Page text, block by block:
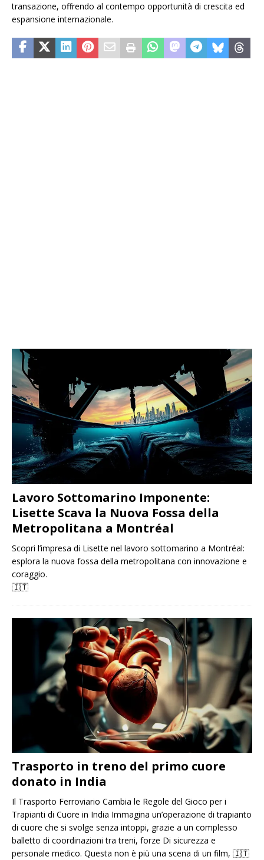
transazione, offrendo al contempo opportunità di crescita ed
espansione internazionale.
Lavoro Sottomarino Imponente:
Lisette Scava la Nuova Fossa della
Metropolitana a Montréal
Scopri l’impresa di Lisette nel lavoro sottomarino a Montréal:
esplora la nuova fossa della metropolitana con innovazione e
coraggio.
🇮🇹
Trasporto in treno del primo cuore
donato in India
Il Trasporto Ferroviario Cambia le Regole del Gioco per i
Trapianti di Cuore in India Immagina un’operazione di trapianto
di cuore che si svolge senza intoppi, grazie a un complesso
balletto di coordinazioni tra treni, forze Di sicurezza e
personale medico. Questa non è più una scena di un film, 🇮🇹